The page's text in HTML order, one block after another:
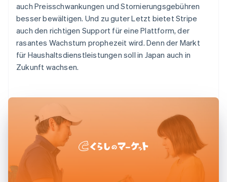
auch Preisschwankungen und Stornierungsgebühren
besser bewältigen. Und zu guter Letzt bietet Stripe
auch den richtigen Support für eine Plattform, der
rasantes Wachstum prophezeit wird. Denn der Markt
für Haushaltsdienstleistungen soll in Japan auch in
Zukunft wachsen.